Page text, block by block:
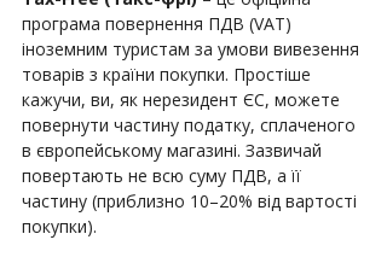
програма повернення ПДВ (VAT)
іноземним туристам за умови вивезення
товарів з країни покупки. Простіше
кажучи, ви, як нерезидент ЄС, можете
повернути частину податку, сплаченого
в європейському магазині. Зазвичай
повертають не всю суму ПДВ, а її
частину (приблизно 10–20% від вартості
покупки).